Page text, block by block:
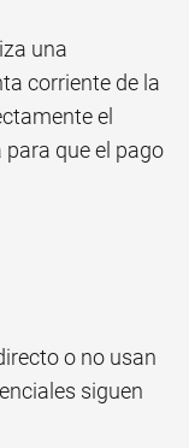
una
corriente de la
el
que el pago
o no usan
siguen